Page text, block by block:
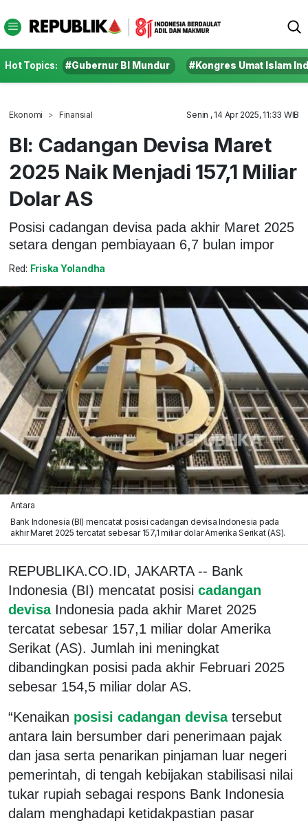
Hot Topics: #Gubernur BI Mundur #Kongres Umat Islam
Ekonomi Finansial Senin , 14 Apr 2025, 11:33 WIB
BI: Cadangan Devisa Maret
2025 Naik Menjadi 157,1 Miliar
Dolar AS
Posisi cadangan devisa pada akhir Maret 2025
setara dengan pembiayaan 6,7 bulan impor
Red: Friska Yolandha
Antara
Bank Indonesia (BI) mencatat posisi cadangan devisa Indonesia pada
akhir Maret 2025 tercatat sebesar 157,1 miliar dolar Amerika Serikat (AS).
REPUBLIKA.CO.ID, JAKARTA -- Bank
Indonesia (BI) mencatat posisi cadangan
devisa Indonesia pada akhir Maret 2025
tercatat sebesar 157,1 miliar dolar Amerika
Serikat (AS). Jumlah ini meningkat
dibandingkan posisi pada akhir Februari 2025
sebesar 154,5 miliar dolar AS.
“Kenaikan posisi cadangan devisa tersebut
antara lain bersumber dari penerimaan pajak
dan jasa serta penarikan pinjaman luar negeri
pemerintah, di tengah kebijakan stabilisasi nilai
tukar rupiah sebagai respons Bank Indonesia
dalam menghadapi ketidakpastian pasar